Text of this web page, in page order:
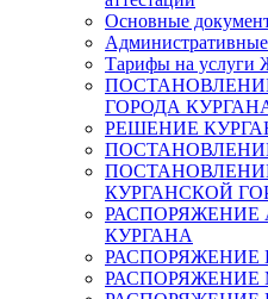
Основные
Тарифы на
ГОРОДА
РЕШЕНИЕ
КУРГАНСКОЙ
РАСПОРЯЖЕНИЕ
КУРГАНА
РАСПОРЯЖЕНИЕ
РАСПОРЯЖЕНИЕ